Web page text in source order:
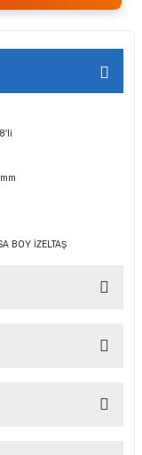
BOY İZELTAŞ